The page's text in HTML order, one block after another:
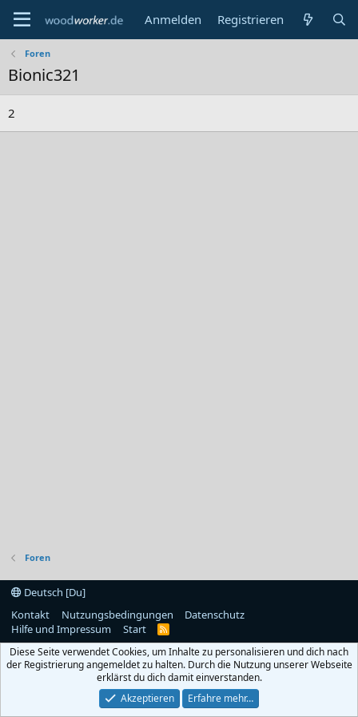
Anmelden Registrieren
Foren
Bionic321
2
Foren
Deutsch [Du]
Kontakt
Nutzungsbedingungen
Datenschutz
Hilfe und Impressum
Start
R
S
Diese Seite verwendet Cookies, um Inhalte zu personalisieren und dich nach
der Registrierung angemeldet zu halten. Durch die Nutzung unserer Webseite
erklärst du dich damit einverstanden.
Akzeptieren
Erfahre mehr…